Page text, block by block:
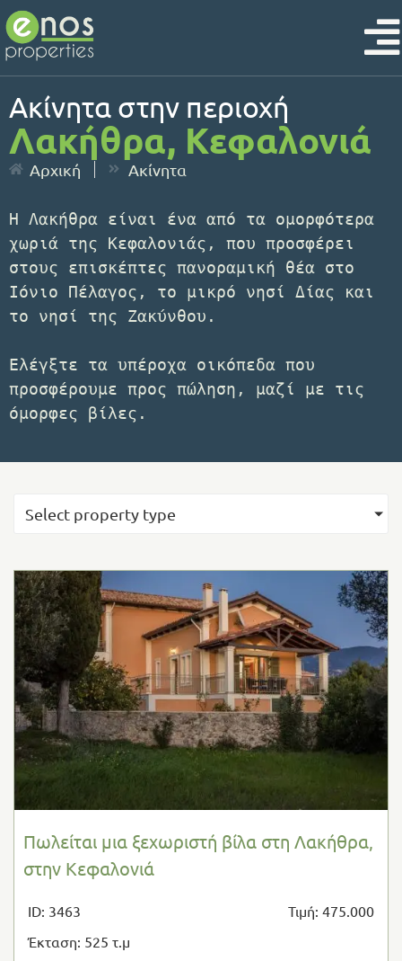
Ακίνητα στην περιοχή
Λακήθρα, Κεφαλονιά
Αρχική Ακίνητα
Η Λακήθρα είναι ένα από τα ομορφότερα
χωριά της Κεφαλονιάς, που προσφέρει
στους επισκέπτες πανοραμική θέα στο
Ιόνιο Πέλαγος, το μικρό νησί Δίας και
το νησί της Ζακύνθου.
Ελέγξτε τα υπέροχα οικόπεδα που
προσφέρουμε προς πώληση, μαζί με τις
όμορφες βίλες.
Select property type
Πωλείται μια ξεχωριστή βίλα στη Λακήθρα,
στην Κεφαλονιά
ID: 3463
Τιμή: 475.000
Έκταση: 525 τ.μ